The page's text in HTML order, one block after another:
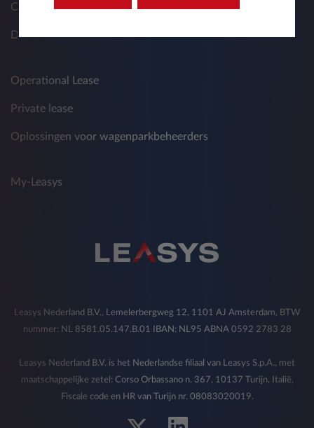
Contact
Documenten
Operational Lease
Private lease
Oplossingen voor wagenparkbeheerders
My-Leasys
Leasys Nederland B.V., Lemelerbergweg 12, 1101 AJ Amsterdam, BTW
nummer: NL 8581.05.147.B.01 IBAN: NL95 ABNA 0592 2783 28
Leasys Nederland B.V. is het Nederlandse filiaal van Leasys S.p.A., met
maatschappelijke zetel: Corso Orbassano n. 367, 10137 Turijn, Italië,
Fiscale code en HR van Turijn nr. 08083020019.